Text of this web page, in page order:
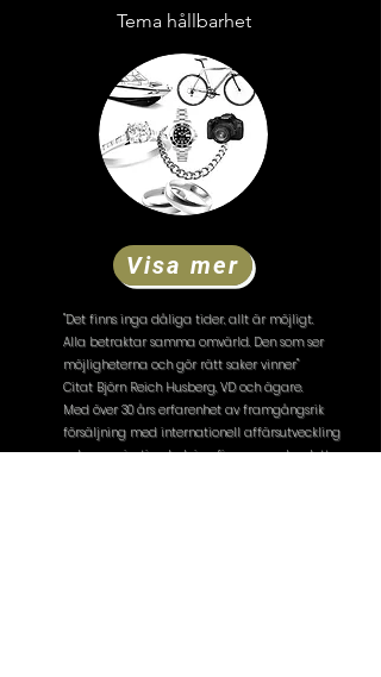
Tema hållbarhet
Visa mer
"Det finns inga dåliga tider, allt är möjligt.
Alla betraktar samma omvärld. Den som ser
möjligheterna och gör rätt saker vinner"
Citat Björn Reich Husberg, VD och ägare.
Med över 30 års erfarenhet av framgångsrik
försäljning med internationell affärsutveckling
och organisationsledning finns en god palett av